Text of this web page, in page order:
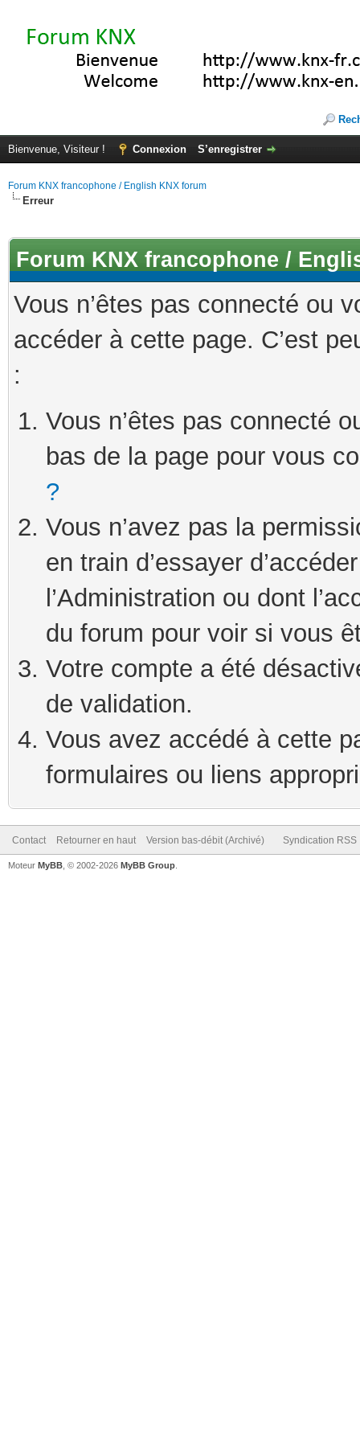
Bienvenue, Visiteur ! Connexion S’enregistrer
Forum KNX francophone / English KNX forum
Erreur
Forum KNX francophone /
Vous n’êtes pas connecté ou
accéder à cette page. C’est
:
Vous n’êtes pas connecté
bas de la page pour vous
?
Vous n’avez pas la
en train d’essayer
l’Administration ou dont
du forum pour voir si vous
Votre compte a été
de validation.
Vous avez accédé à cette
formulaires ou liens
Contact Retourner en haut Version bas-débit (Archivé) Syndication RSS
Moteur MyBB , © 2002-2026 MyBB Group